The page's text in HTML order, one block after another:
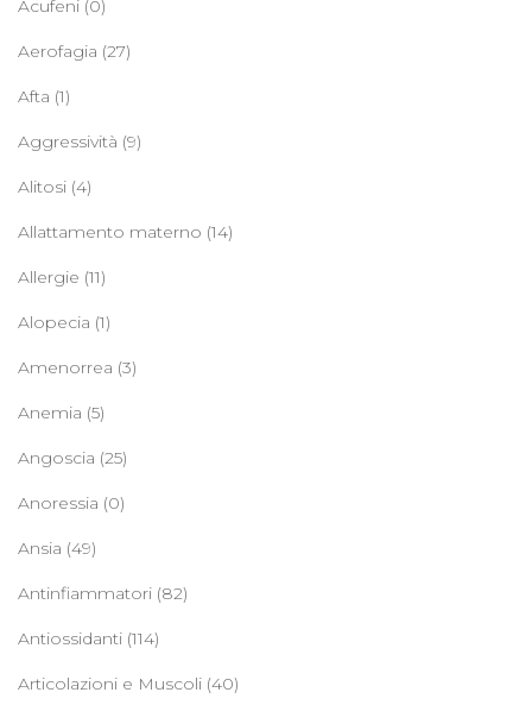
Acufeni (0)
Aerofagia (27)
Afta (1)
Aggressività (9)
Alitosi (4)
Allattamento materno (14)
Allergie (11)
Alopecia (1)
Amenorrea (3)
Anemia (5)
Angoscia (25)
Anoressia (0)
Ansia (49)
Antinfiammatori (82)
Antiossidanti (114)
Articolazioni e Muscoli (40)